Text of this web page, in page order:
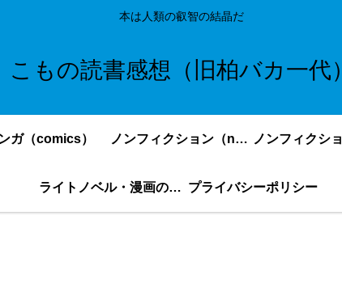
本は人類の叡智の結晶だ
こもの読書感想（旧柏バカ一代）
ガ（comics） ノンフィクション（nonfiction）更新順
ライトノベル・漫画の感想・ネタバレまとめ｜こもの読書感想 プライバシーポリシー